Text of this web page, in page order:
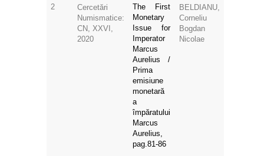
2
Cercetări
Numismatice:
CN, XXVI,
2020
The First
Monetary
Issue for
Imperator
Marcus
Aurelius /
Prima
emisiune
monetară
a
împăratului
Marcus
Aurelius,
pag.81-86
BELDIANU,
Corneliu
Bogdan
Nicolae